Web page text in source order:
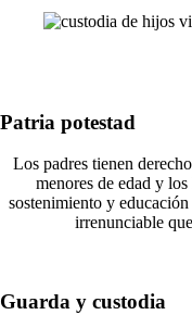
Patria potestad
Los padres tienen
menores de edad y
sostenimiento y
irrenunciable
Guarda y custodia